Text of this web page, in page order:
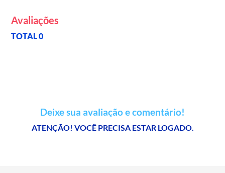
Avaliações
TOTAL 0
Deixe sua avaliação e comentário!
ATENÇÃO! VOCÊ PRECISA ESTAR LOGADO.